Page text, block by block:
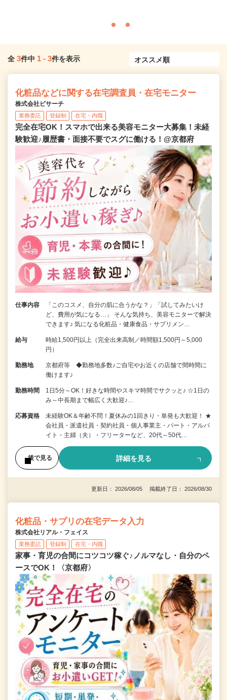
全 3件中 1 - 3件を表示
化粧品などに関する在宅調査員・在宅モニター
株式会社ビサーチ
業務委託 登録制 在宅・内職
完全在宅OK！スマホで出来る美容モニター大募集！未経
験歓迎♪履歴書・面接不要でスグに働ける！@京都府
仕事内容
「このコスメ、自分の肌に合うかな？」「試してみたいけ
ど、費用が気になる…」 そんな気持ち、美容モニターで解決
できます♪ 気になる化粧品・健康食品・サプリメン…
給与
時給1,500円以上（完全出来高制／時間額1,500円～5,000
円）
勤務地
京都府等 ◆勤務地多数♪ご自宅やお近くの店舗で間時間に
働けます♪
勤務時間
1日5分～OK！好きな時間やスキマ時間でサクッと♪ ☆1日の
み～中長期まで幅広く大歓迎♪…
応募資格
未経験OK＆年齢不問！夏休みの1回きり・単発も大歓迎！ ★
会社員・派遣社員・契約社員・個人事業主・パート・アルバ
イト・主婦（夫）・フリーターなど、20代～50代…
後で見る 詳細を見る
更新日： 2026/08/05 掲載終了日： 2026/08/30
化粧品・サプリの在宅データ入力
株式会社リアル・フェイス
業務委託 登録制 在宅・内職
家事・育児の合間にコツコツ稼ぐ♪ノルマなし・自分のペ
ースでOK！〈京都府〉